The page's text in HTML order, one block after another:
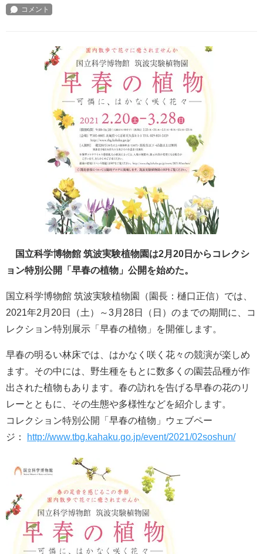
国立科学博物館 筑波実験植物園は2月20日からコレクシ
ョン特別公開「早春の植物」公開を始めた。
国立科学博物館 筑波実験植物園（園⻑：樋⼝正信）では、
2021年2月20日（土）～3月28日（日）のまでの期間に、コ
レクション特別展示「早春の植物」を開催します。
早春の明るい林床では、はかなく咲く花々の競演が楽しめ
ます。その中には、野生種をもとに数多くの園芸品種が作
出された植物もあります。春の訪れを告げる早春の花のリ
レーとともに、その生態や多様性などを紹介します。
コレクション特別公開「早春の植物」ウェブペー
ジ：
http://www.tbg.kahaku.go.jp/event/2021/02soshun/